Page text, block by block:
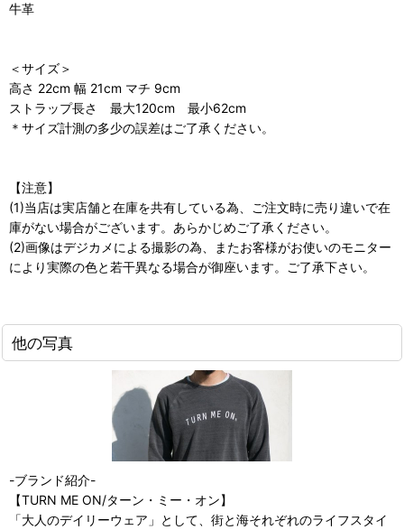
牛革
＜サイズ＞
高さ 22cm 幅 21cm マチ 9cm
ストラップ長さ 最大120cm 最小62cm
＊サイズ計測の多少の誤差はご了承ください。
【注意】
(1)当店は実店舗と在庫を共有している為、ご注文時に売り違いで在
庫がない場合がございます。あらかじめご了承ください。
(2)画像はデジカメによる撮影の為、またお客様がお使いのモニター
により実際の色と若干異なる場合が御座います。ご了承下さい。
他の写真
-ブランド紹介-
【TURN ME ON/ターン・ミー・オン】
「大人のデイリーウェア」として、街と海それぞれのライフスタイ